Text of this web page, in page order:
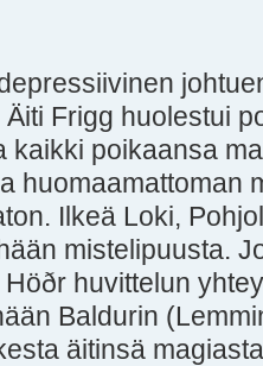
Frigg huolestui
kaikki poikaansa
huomaamattoman
Ilkeä Loki,
mistelipuusta.
huvittelun
Baldurin
äitinsä